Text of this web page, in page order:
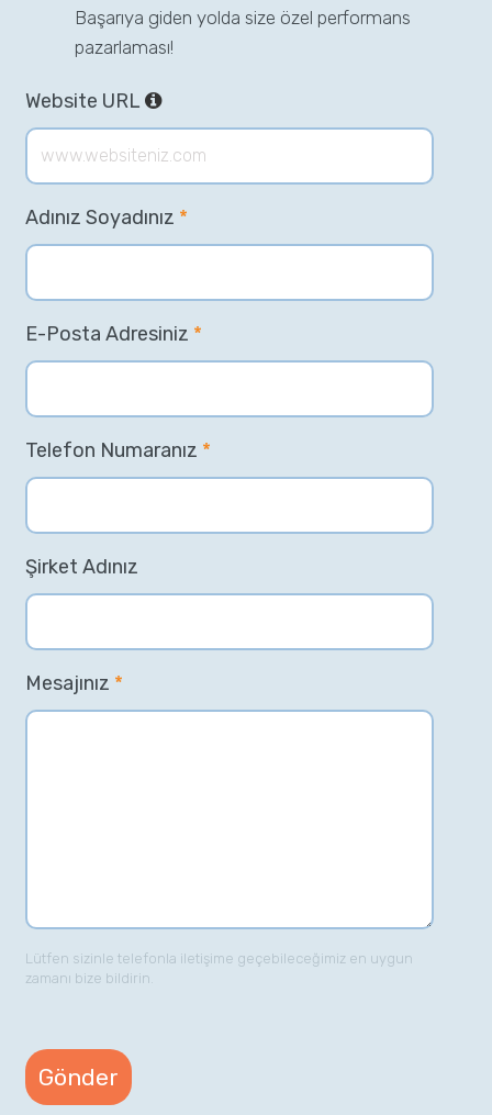
Başarıya giden yolda size özel performans
pazarlaması!
Website URL
Adınız Soyadınız *
E-Posta Adresiniz *
Telefon Numaranız *
Şirket Adınız
Mesajınız *
Lütfen sizinle telefonla iletişime geçebileceğimiz en uygun
zamanı bize bildirin.